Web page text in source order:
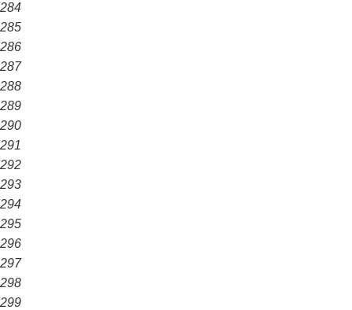
284
285
286
287
288
289
290
291
292
293
294
295
296
297
298
299